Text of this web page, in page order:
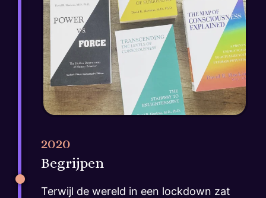
2020
Begrijpen
Terwijl de wereld in een lockdown zat